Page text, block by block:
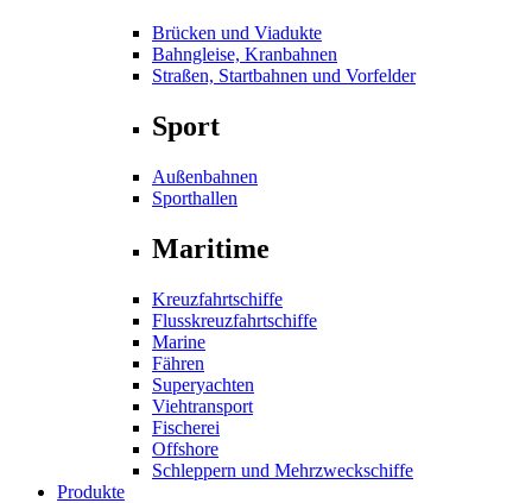
Brücken und Viadukte
Bahngleise, Kranbahnen
Straßen, Startbahnen und Vorfelder
Sport
Außenbahnen
Sporthallen
Maritime
Kreuzfahrtschiffe
Flusskreuzfahrtschiffe
Marine
Fähren
Superyachten
Viehtransport
Fischerei
Offshore
Schleppern und Mehrzweckschiffe
Produkte